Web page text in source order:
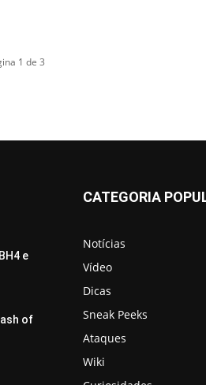
1 de 3
e
of
CATEGORIA
Notícias
Vídeo
Dicas
Sneak Peeks
Ataques
Wiki